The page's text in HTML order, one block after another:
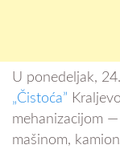
U ponedeljak,
„Čistoća”
mehanizacijom
mašinom,